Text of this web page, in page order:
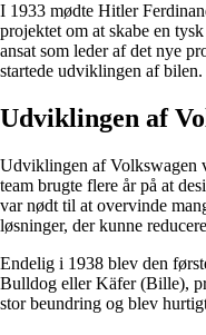
I 1933 mødte Hitler
projektet om at skabe en
ansat som leder af det nye
startede udviklingen af bilen.
Udviklingen af
Udviklingen af Volkswagen
team brugte flere år på at
var nødt til at overvinde
løsninger, der kunne
Endelig i 1938 blev den
Bulldog eller Käfer (Bille),
stor beundring og blev